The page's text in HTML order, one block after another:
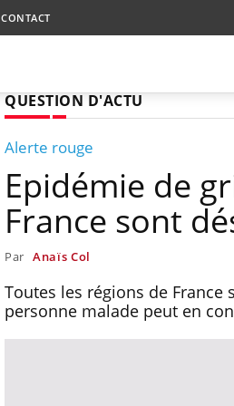
CONTACT
QUESTION D'ACTU
Alerte rouge
Epidémie de
France sont
Par Anaïs Col
Toutes les régions de
personne malade peut en